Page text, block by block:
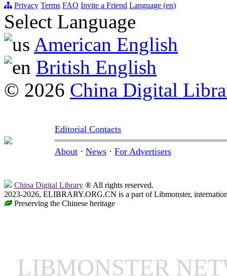
Privacy Terms FAQ Invite a Friend Language (en)
Select Language
American English
British English
© 2026 China Digital
Editorial Contacts
About · News · For Advertisers
China Digital Library ® All rights reserved.
2023-2026, ELIBRARY.ORG.CN is a part of Libmonster,
Preserving the Chinese heritage
LIBMONSTER